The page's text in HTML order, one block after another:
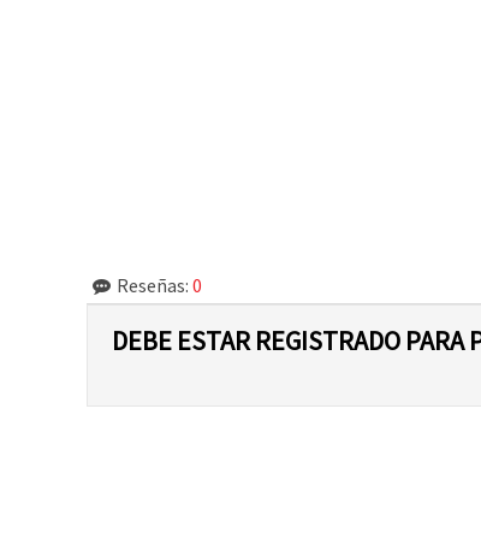
Reseñas: 0
DEBE ESTAR REGISTRADO PARA